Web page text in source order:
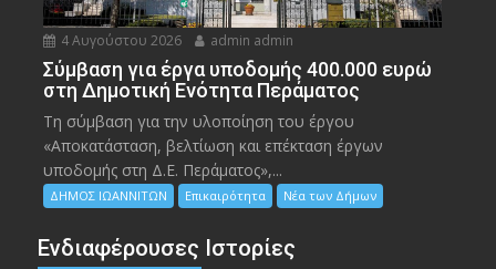
4 Αυγούστου 2026 admin admin
Σύμβαση για έργα υποδομής 400.000 ευρώ
στη Δημοτική Ενότητα Περάματος
Τη σύμβαση για την υλοποίηση του έργου
«Αποκατάσταση, βελτίωση και επέκταση έργων
υποδομής στη Δ.Ε. Περάματος»,...
ΔΗΜΟΣ ΙΩΑΝΝΙΤΩΝ Επικαιρότητα Νέα των Δήμων
Ενδιαφέρουσες Ιστορίες